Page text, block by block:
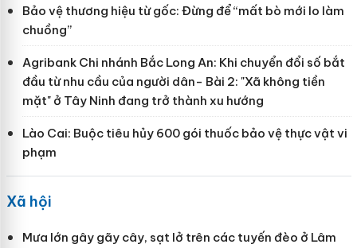
Bảo vệ thương hiệu từ gốc: Đừng để “mất bò mới lo làm
chuồng”
Agribank Chi nhánh Bắc Long An: Khi chuyển đổi số bắt
đầu từ nhu cầu của người dân- Bài 2: "Xã không tiền
mặt" ở Tây Ninh đang trở thành xu hướng
Lào Cai: Buộc tiêu hủy 600 gói thuốc bảo vệ thực vật vi
phạm
Xã hội
Mưa lớn gây gãy cây, sạt lở trên các tuyến đèo ở Lâm